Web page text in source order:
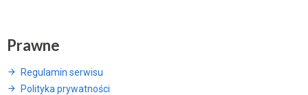
Prawne
Regulamin serwisu
Polityka prywatności